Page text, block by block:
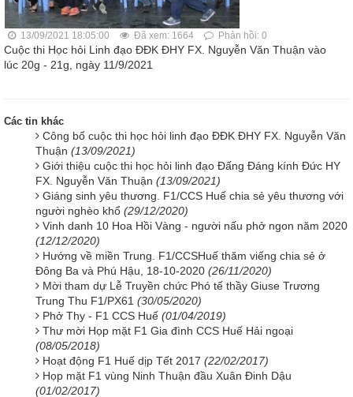
13/09/2021 18:05:00 Đã xem: 1664 Phản hồi: 0
Cuộc thi Học hỏi Linh đạo ĐĐK ĐHY FX. Nguyễn Văn Thuận vào
lúc 20g - 21g, ngày 11/9/2021
Các tin khác
Công bố cuộc thi học hỏi linh đạo ĐĐK ĐHY FX. Nguyễn Văn
Thuận (13/09/2021)
Giới thiệu cuộc thi học hỏi linh đạo Đấng Đáng kính Đức HY
FX. Nguyễn Văn Thuận (13/09/2021)
Giáng sinh yêu thương. F1/CCS Huế chia sẻ yêu thương với
người nghèo khổ (29/12/2020)
Vinh danh 10 Hoa Hồi Vàng - người nấu phở ngon năm 2020
(12/12/2020)
Hướng về miền Trung. F1/CCSHuế thăm viếng chia sẻ ở
Đông Ba và Phú Hậu, 18-10-2020 (26/11/2020)
Mời tham dự Lễ Truyền chức Phó tế thầy Giuse Trương
Trung Thu F1/PX61 (30/05/2020)
Phở Thy - F1 CCS Huế (01/04/2019)
Thư mời Họp mặt F1 Gia đình CCS Huế Hải ngoại
(08/05/2018)
Hoạt động F1 Huế dịp Tết 2017 (22/02/2017)
Họp mặt F1 vùng Ninh Thuận đầu Xuân Đinh Dậu
(01/02/2017)